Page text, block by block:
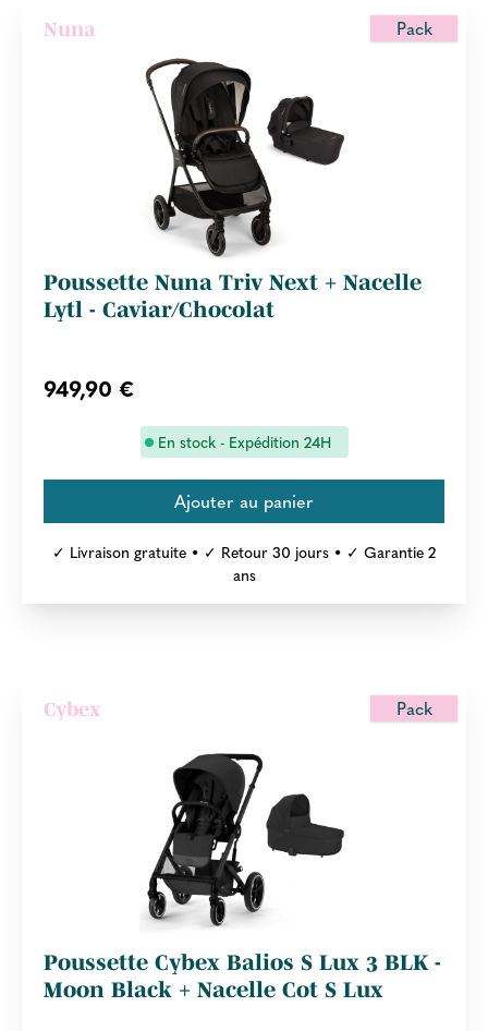
Pack
Nuna
Poussette Nuna Triv Next + Nacelle
Lytl - Caviar/Chocolat
949,90 €
En stock - Expédition 24H
✓ Livraison gratuite • ✓ Retour 30 jours • ✓ Garantie 2
ans
Pack
Cybex
Poussette Cybex Balios S Lux 3 BLK -
Moon Black + Nacelle Cot S Lux